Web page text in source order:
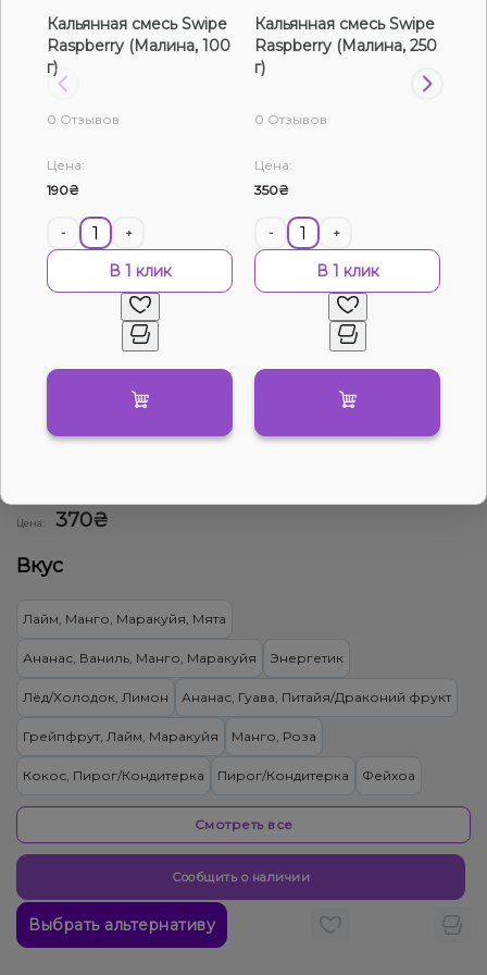
Жидкости для электронных сигарет
Подарочные наборы
Артикул:
Табак CULTt Medium M22 Pinkman
Цена:
370₴
Вкус
Лайм, Манго, Маракуйя, Мята
Ананас, Ваниль, Манго, Маракуйя Энергетик
Лёд/Холодок, Лимон Ананас, Гуава, Питайя/Драконий фрукт
Грейпфрут, Лайм, Маракуйя Манго, Роза
Кокос, Пирог/Кондитерка Пирог/Кондитерка Фейхоа
Лайм, Бузина Ваниль, Вишня/Черешня, Кола
Малина, Персик, Лёд/Холодок
Смотреть все
Сообщить о наличии
Выбрать альтернативу
Кальянная смесь Swipe
Raspberry (Малина, 100
г)
0 Отзывов
Цена:
190₴
- +
В 1 клик
Кальянная смесь Swipe
Raspberry (Малина, 250
г)
0 Отзывов
Цена:
350₴
- +
В 1 клик